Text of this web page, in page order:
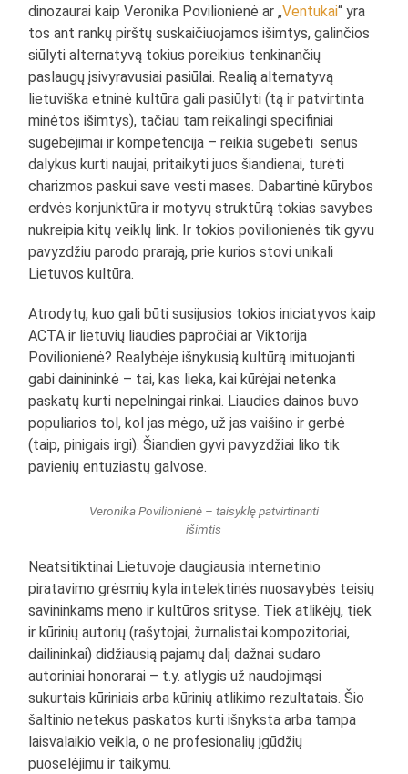
dinozaurai kaip Veronika Povilionienė ar „Ventukai“ yra
tos ant rankų pirštų suskaičiuojamos išimtys, galinčios
siūlyti alternatyvą tokius poreikius tenkinančių
paslaugų įsivyravusiai pasiūlai. Realią alternatyvą
lietuviška etninė kultūra gali pasiūlyti (tą ir patvirtinta
minėtos išimtys), tačiau tam reikalingi specifiniai
sugebėjimai ir kompetencija – reikia sugebėti senus
dalykus kurti naujai, pritaikyti juos šiandienai, turėti
charizmos paskui save vesti mases. Dabartinė kūrybos
erdvės konjunktūra ir motyvų struktūrą tokias savybes
nukreipia kitų veiklų link. Ir tokios povilionienės tik gyvu
pavyzdžiu parodo prarają, prie kurios stovi unikali
Lietuvos kultūra.
Atrodytų, kuo gali būti susijusios tokios iniciatyvos kaip
ACTA ir lietuvių liaudies papročiai ar Viktorija
Povilionienė? Realybėje išnykusią kultūrą imituojanti
gabi dainininkė – tai, kas lieka, kai kūrėjai netenka
paskatų kurti nepelningai rinkai. Liaudies dainos buvo
populiarios tol, kol jas mėgo, už jas vaišino ir gerbė
(taip, pinigais irgi). Šiandien gyvi pavyzdžiai liko tik
pavienių entuziastų galvose.
Veronika Povilionienė – taisyklę patvirtinanti
išimtis
Neatsitiktinai Lietuvoje daugiausia internetinio
piratavimo grėsmių kyla intelektinės nuosavybės teisių
savininkams meno ir kultūros srityse. Tiek atlikėjų, tiek
ir kūrinių autorių (rašytojai, žurnalistai kompozitoriai,
dailininkai) didžiausią pajamų dalį dažnai sudaro
autoriniai honorarai – t.y. atlygis už naudojimąsi
sukurtais kūriniais arba kūrinių atlikimo rezultatais. Šio
šaltinio netekus paskatos kurti išnyksta arba tampa
laisvalaikio veikla, o ne profesionalių įgūdžių
puoselėjimu ir taikymu.